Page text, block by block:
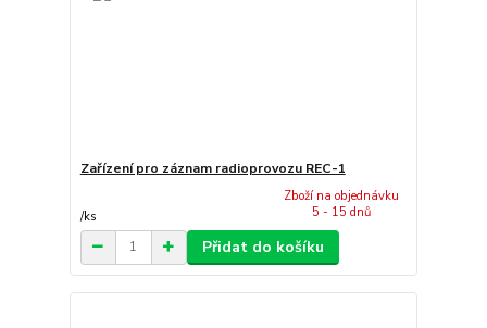
Zařízení pro záznam radioprovozu REC-1
/ks
Zboží na objednávku
5 - 15 dnů
Přidat do košíku